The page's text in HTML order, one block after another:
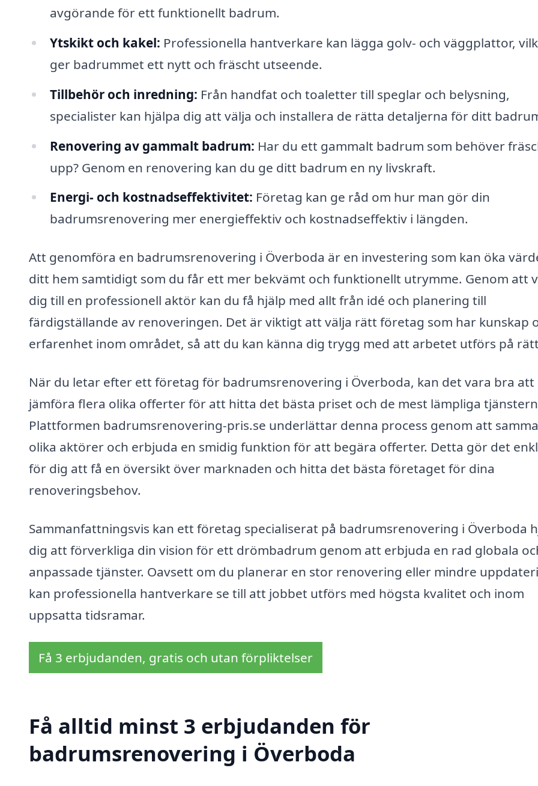
avgörande för ett funktionellt badrum.
Ytskikt och kakel: Professionella hantverkare kan lägga golv- och väggplattor,
ger badrummet ett nytt och fräscht utseende.
Tillbehör och inredning: Från handfat och toaletter till speglar och belysning,
specialister kan hjälpa dig att välja och installera de rätta detaljerna för ditt
Renovering av gammalt badrum: Har du ett gammalt badrum som behöver
upp? Genom en renovering kan du ge ditt badrum en ny livskraft.
Energi- och kostnadseffektivitet: Företag kan ge råd om hur man gör din
badrumsrenovering mer energieffektiv och kostnadseffektiv i längden.
Att genomföra en badrumsrenovering i Överboda är en investering som kan öka
ditt hem samtidigt som du får ett mer bekvämt och funktionellt utrymme. Genom att
dig till en professionell aktör kan du få hjälp med allt från idé och planering till
färdigställande av renoveringen. Det är viktigt att välja rätt företag som har kunskap
erfarenhet inom området, så att du kan känna dig trygg med att arbetet utförs på
När du letar efter ett företag för badrumsrenovering i Överboda, kan det vara bra att
jämföra flera olika offerter för att hitta det bästa priset och de mest lämpliga
Plattformen badrumsrenovering-pris.se underlättar denna process genom att
olika aktörer och erbjuda en smidig funktion för att begära offerter. Detta gör det
för dig att få en översikt över marknaden och hitta det bästa företaget för dina
renoveringsbehov.
Sammanfattningsvis kan ett företag specialiserat på badrumsrenovering i Överboda
dig att förverkliga din vision för ett drömbadrum genom att erbjuda en rad globala
anpassade tjänster. Oavsett om du planerar en stor renovering eller mindre
kan professionella hantverkare se till att jobbet utförs med högsta kvalitet och inom
uppsatta tidsramar.
Få 3 erbjudanden, gratis och utan förpliktelser
Få alltid minst 3 erbjudanden för
badrumsrenovering i Överboda